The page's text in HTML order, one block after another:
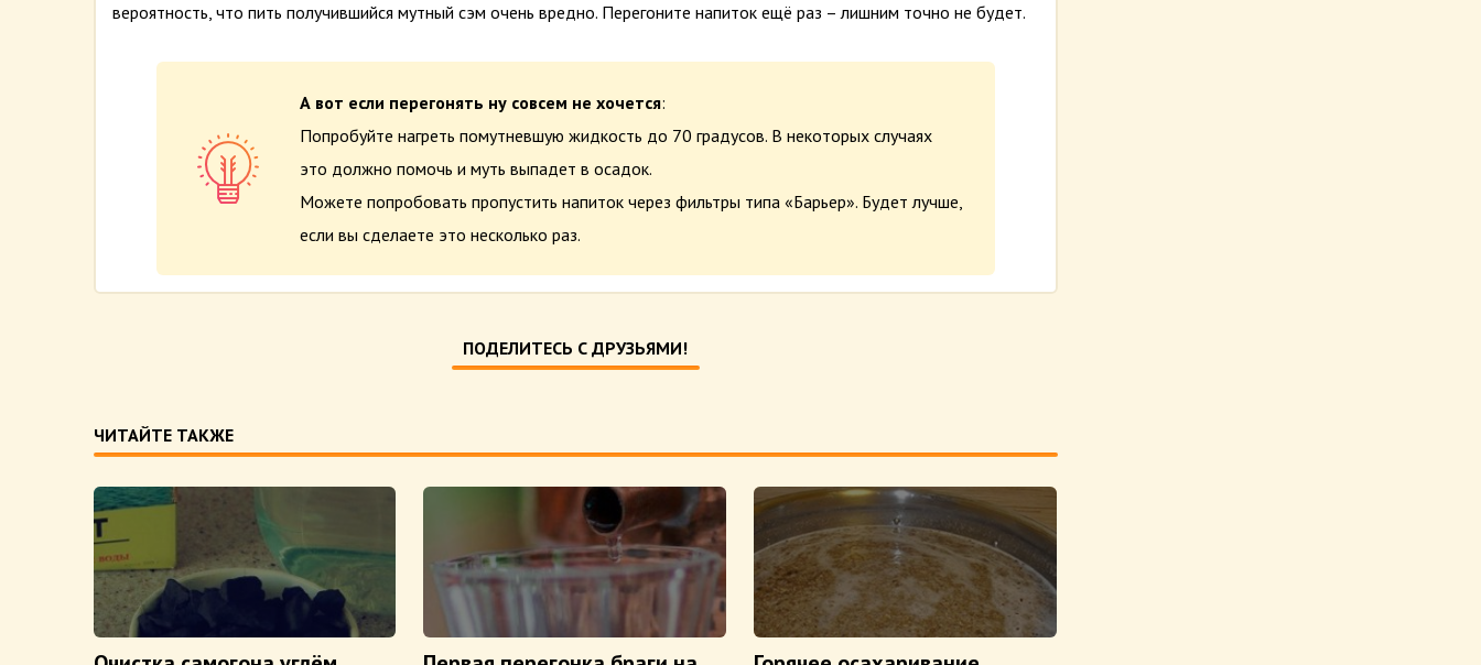
вероятность, что пить получившийся мутный сэм очень вредно. Перегоните напиток ещё раз – лишним точно не будет.
А вот если перегонять ну совсем не хочется:
Попробуйте нагреть помутневшую жидкость до 70 градусов. В некоторых случаях
это должно помочь и муть выпадет в осадок.
Можете попробовать пропустить напиток через фильтры типа «Барьер». Будет лучше,
если вы сделаете это несколько раз.
ПОДЕЛИТЕСЬ С ДРУЗЬЯМИ!
ЧИТАЙТЕ ТАКЖЕ